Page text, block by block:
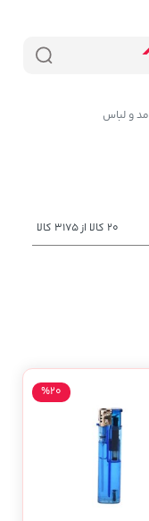
مد و لباس
20 کالا از 3175 کالا
%20